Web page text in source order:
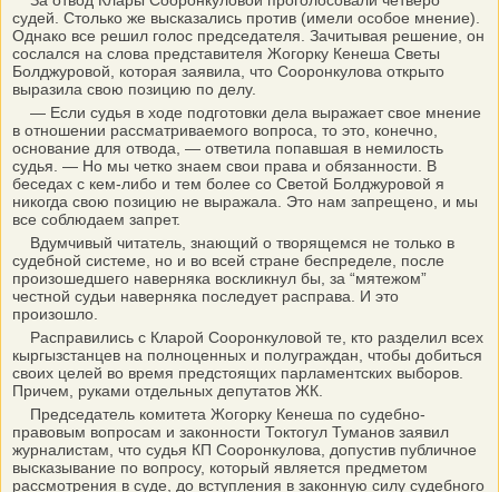
судей. Столько же высказались против (имели особое мнение).
Однако все решил голос председателя. Зачитывая решение, он
сослался на слова представителя Жогорку Кенеша Светы
Болджуровой, которая заявила, что Сооронкулова открыто
выразила свою позицию по делу.
— Если судья в ходе подготовки дела выражает свое мнение
в отношении рассматриваемого вопроса, то это, конечно,
основание для отвода, — ответила попавшая в немилость
судья. — Но мы четко знаем свои права и обязанности. В
беседах с кем-либо и тем более со Светой Болджуровой я
никогда свою позицию не выражала. Это нам запрещено, и мы
все соблюдаем запрет.
Вдумчивый читатель, знающий о творящемся не только в
судебной системе, но и во всей стране беспределе, после
произошедшего наверняка воскликнул бы, за “мятежом”
честной судьи наверняка последует расправа. И это
произошло.
Расправились с Кларой Сооронкуловой те, кто разделил всех
кыргызстанцев на полноценных и полуграждан, чтобы добиться
своих целей во время предстоящих парламентских выборов.
Причем, руками отдельных депутатов ЖК.
Председатель комитета Жогорку Кенеша по судебно-
правовым вопросам и законности Токтогул Туманов заявил
журналистам, что судья КП Сооронкулова, допустив публичное
высказывание по вопросу, который является предметом
рассмотрения в суде, до вступления в законную силу судебного